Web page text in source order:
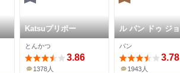
Katsuプリポー
とんかつ
3.86
1378人
ル パン ドゥ ジ
ル･ロブション
マン新宿店
パン
3.78
1943人